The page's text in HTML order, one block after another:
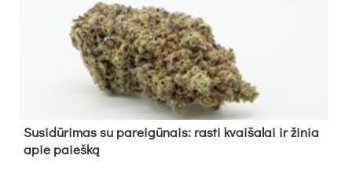
Su­si­dū­ri­mas su pa­rei­gū­nais: ras­ti kvai­ša­lai ir ži­nia
apie paieš­ką